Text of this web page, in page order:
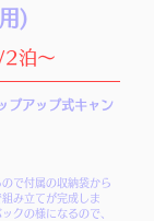
)
泊～
プアップ式キャン
で付属の収納袋から
み立てが完成しま
クの様になるので、